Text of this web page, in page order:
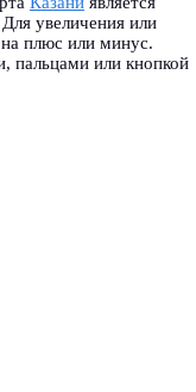
увеличения или
плюс или минус.
пальцами или кнопкой